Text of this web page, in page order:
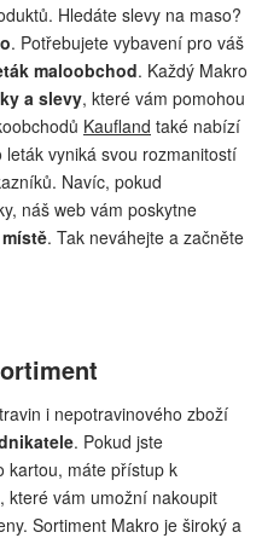
Hledáte slevy na maso?
. Potřebujete vybavení pro váš
maloobchod. Každý Makro
a slevy, které vám pomohou
Kaufland také nabízí
vyniká svou rozmanitostí
Navíc, pokud
náš web vám poskytne
. Tak neváhejte a začněte
i nepotravinového zboží
. Pokud jste
kartou, máte přístup k
které vám umožní nakoupit
Sortiment Makro je široký a